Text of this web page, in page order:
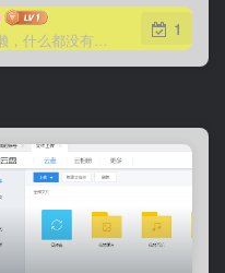
这家伙很懒，什么都没有写...
1
这家伙很懒，什么都没有写...
1